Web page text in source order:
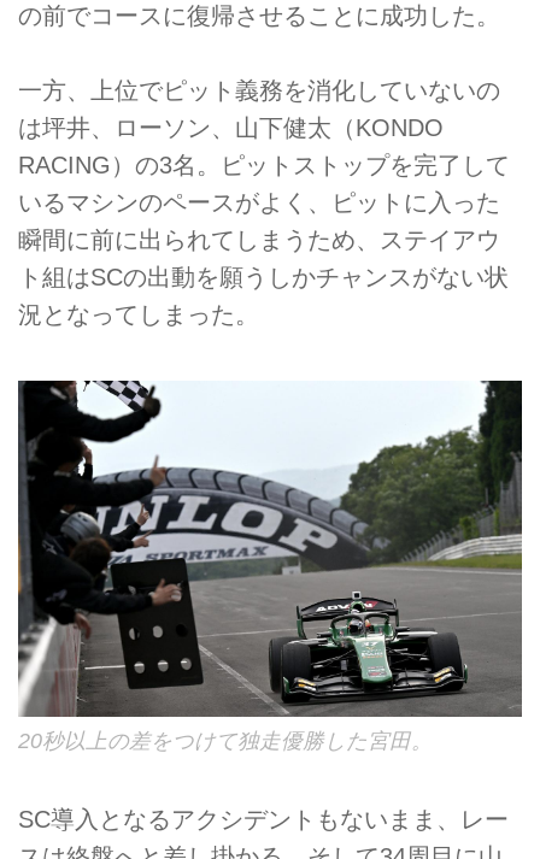
の前でコースに復帰させることに成功した。
一方、上位でピット義務を消化していないの
は坪井、ローソン、山下健太（KONDO
RACING）の3名。ピットストップを完了して
いるマシンのペースがよく、ピットに入った
瞬間に前に出られてしまうため、ステイアウ
ト組はSCの出動を願うしかチャンスがない状
況となってしまった。
20秒以上の差をつけて独走優勝した宮田。
SC導入となるアクシデントもないまま、レー